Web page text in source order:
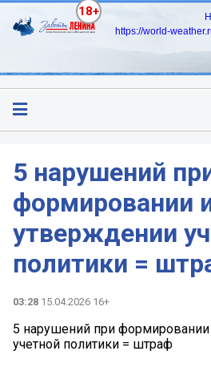
18+
https://world-
5 нарушений
формировании
утверждении
политики =
03:28 15.04.2026 16+
5 нарушений при
учетной политики = штраф